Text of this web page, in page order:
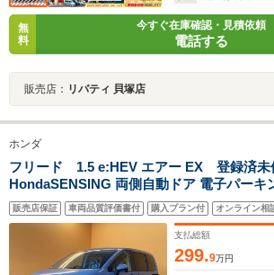
無
料
今すぐ在庫確認・見積依頼
電話する
販売店： リバティ 貝塚店
ホンダ
フリード 1.5 e:HEV エアー EX 登録済未
HondaSENSING 両側自動ドア 電子パーキ
ィブクルーズコントロール ブラインドスポ
LEDヘッドライト 前席シートヒーター スマ
アルミホイール
販売店保証 車両品質評価書付 購入プラン付 オンライン相
支払総額
299.9万円